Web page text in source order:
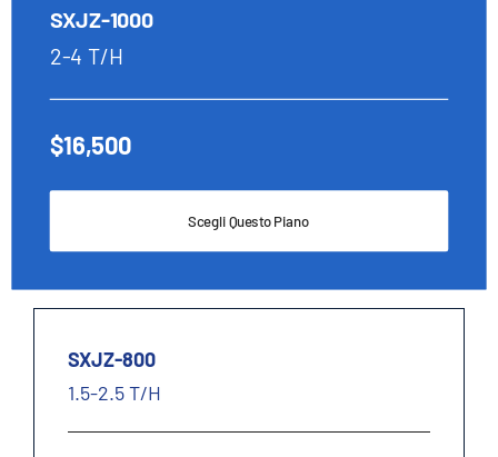
SXJZ-1000
2-4 T/H
$16,500
Scegli Questo Piano
SXJZ-800
1.5-2.5 T/H